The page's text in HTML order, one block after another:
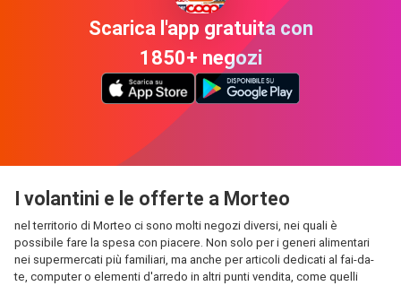
Scarica l'app gratuita con
1850+ negozi
I volantini e le offerte a Morteo
nel territorio di Morteo ci sono molti negozi diversi, nei quali è
possibile fare la spesa con piacere. Non solo per i generi alimentari
nei supermercati più familiari, ma anche per articoli dedicati al fai-da-
te, computer o elementi d'arredo in altri punti vendita, come quelli